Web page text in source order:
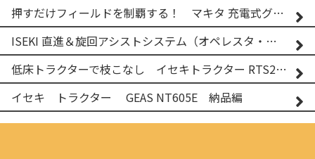
押すだけフィールドを制覇する！ マキタ 充電式グランドトリマー MUG001G
ISEKI 直進＆旋回アシストシステム（オペレスタ・ターン）搭載 イセキ 乗用田植機 PRJ8D-ZJL
低床トラクターで枝こなし イセキトラクター RTS205NS & フレールモア FNC1202F
イセキ トラクター GEAS NT605E 納品編